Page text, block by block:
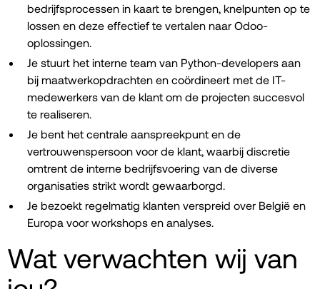
bedrijfsprocessen in kaart te brengen, knelpunten op te
lossen en deze effectief te vertalen naar Odoo-
oplossingen.
Je stuurt het interne team van Python-developers aan
bij maatwerkopdrachten en coördineert met de IT-
medewerkers van de klant om de projecten succesvol
te realiseren.
Je bent het centrale aanspreekpunt en de
vertrouwenspersoon voor de klant, waarbij discretie
omtrent de interne bedrijfsvoering van de diverse
organisaties strikt wordt gewaarborgd.
Je bezoekt regelmatig klanten verspreid over België en
Europa voor workshops en analyses.
Wat verwachten wij van